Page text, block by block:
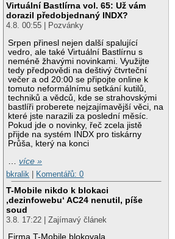
Virtuální Bastlírna vol. 65: Už vám
dorazil předobjednaný INDX?
4.8. 00:55 | Pozvánky
Srpen přinesl nejen další spalující
vedro, ale také Virtuální Bastlírnu s
neméně žhavými novinkami. Využijte
tedy předpovědi na deštivý čtvrteční
večer a od 20:00 se připojte online k
tomuto neformálnímu setkání kutilů,
techniků a vědců, kde se strahovskými
bastlíři proberete nejzajímavější věci, na
které jste narazili za poslední měsíc.
Pokud jde o novinky, řeč zcela jistě
přijde na systém INDX pro tiskárny
Průša, který na konci
…více »
bkralik
Komentářů: 0
T-Mobile nikdo k blokaci
‚dezinfowebu‘ AC24 nenutil, píše
soud
3.8. 17:22 | Zajímavý článek
Firma T-Mobile blokovala